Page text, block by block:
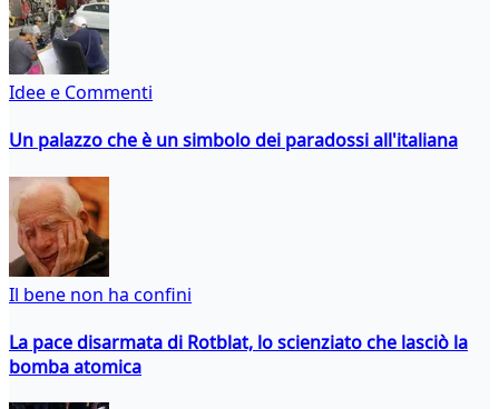
Idee e Commenti
Un palazzo che è un simbolo dei paradossi all'italiana
Il bene non ha confini
La pace disarmata di Rotblat, lo scienziato che lasciò la
bomba atomica